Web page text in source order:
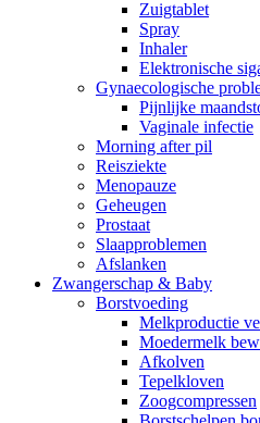
Zuigtablet
Spray
Inhaler
Elektronische
Gynaecologische
Pijnlijke
Vaginale infectie
Morning after pil
Reisziekte
Menopauze
Geheugen
Prostaat
Slaapproblemen
Afslanken
Zwangerschap & Baby
Borstvoeding
Melkproductie
Moedermelk
Afkolven
Tepelkloven
Zoogcompressen